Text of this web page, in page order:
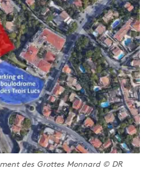
des Grottes Monnard © DR